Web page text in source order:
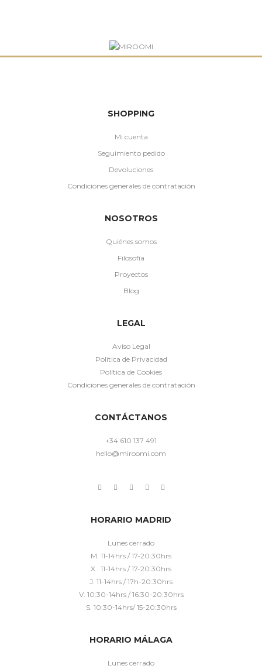
SHOPPING
Mi cuenta
Seguimiento pedido
Devoluciones
Condiciones generales de contratación
NOSOTROS
Quiénes somos
Filosofía
Proyectos
Blog
LEGAL
Aviso Legal
Política de Privacidad
Política de Cookies
Condiciones generales de contratación
CONTÁCTANOS
+34 610 137 491
hello@miroomi.com
HORARIO MADRID
Lunes cerrado
M. 11-14hrs / 17-20:30hrs
X. 11-14hrs / 17-20:30hrs
J. 11-14hrs / 17h-20:30hrs
V. 10:30-14hrs / 16:30-20:30hrs
S. 10:30-14hrs/ 15-20:30hrs
HORARIO MÁLAGA
Lunes cerrado